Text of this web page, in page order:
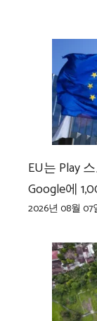
EU는 Play
Google에
2026년 08월 07